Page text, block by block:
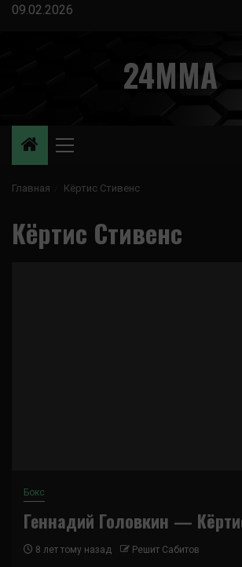
Перейти
09.02.2026
24MMA
Основное
Главная Кёртис Стивенс
Кёртис Стивенс
Бокс
Геннадий Головкин —
8 лет тому назад Решит Сабитов